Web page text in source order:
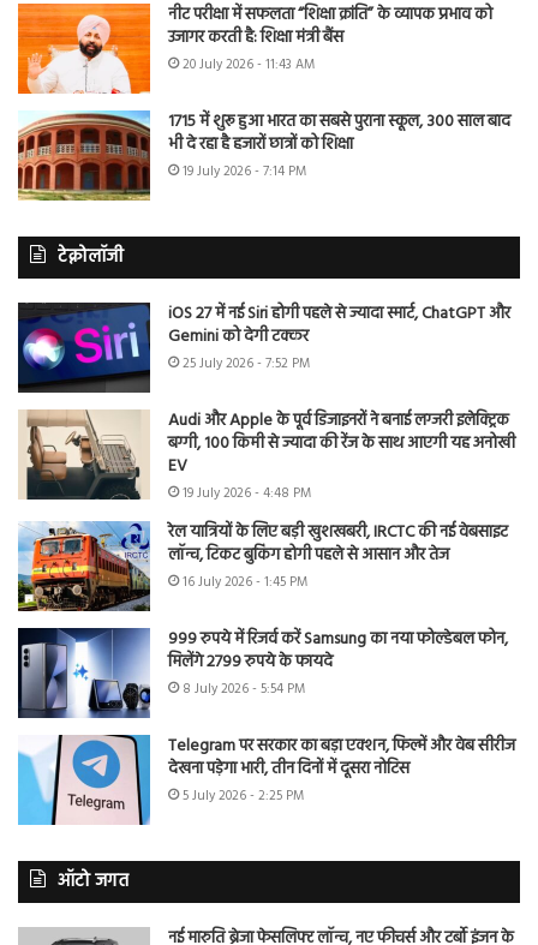
नीट परीक्षा में सफलता “शिक्षा क्रांति” के व्यापक प्रभाव को
उजागर करती है: शिक्षा मंत्री बैंस
20 July 2026 - 11:43 AM
1715 में शुरू हुआ भारत का सबसे पुराना स्कूल, 300 साल बाद
भी दे रहा है हजारों छात्रों को शिक्षा
19 July 2026 - 7:14 PM
टेक्नोलॉजी
iOS 27 में नई Siri होगी पहले से ज्यादा स्मार्ट, ChatGPT और
Gemini को देगी टक्कर
25 July 2026 - 7:52 PM
Audi और Apple के पूर्व डिजाइनरों ने बनाई लग्जरी इलेक्ट्रिक
बग्गी, 100 किमी से ज्यादा की रेंज के साथ आएगी यह अनोखी
EV
19 July 2026 - 4:48 PM
रेल यात्रियों के लिए बड़ी खुशखबरी, IRCTC की नई वेबसाइट
लॉन्च, टिकट बुकिंग होगी पहले से आसान और तेज
16 July 2026 - 1:45 PM
999 रुपये में रिजर्व करें Samsung का नया फोल्डेबल फोन,
मिलेंगे 2799 रुपये के फायदे
8 July 2026 - 5:54 PM
Telegram पर सरकार का बड़ा एक्शन, फिल्में और वेब सीरीज
देखना पड़ेगा भारी, तीन दिनों में दूसरा नोटिस
5 July 2026 - 2:25 PM
ऑटो जगत
नई मारुति ब्रेजा फेसलिफ्ट लॉन्च, नए फीचर्स और टर्बो इंजन के